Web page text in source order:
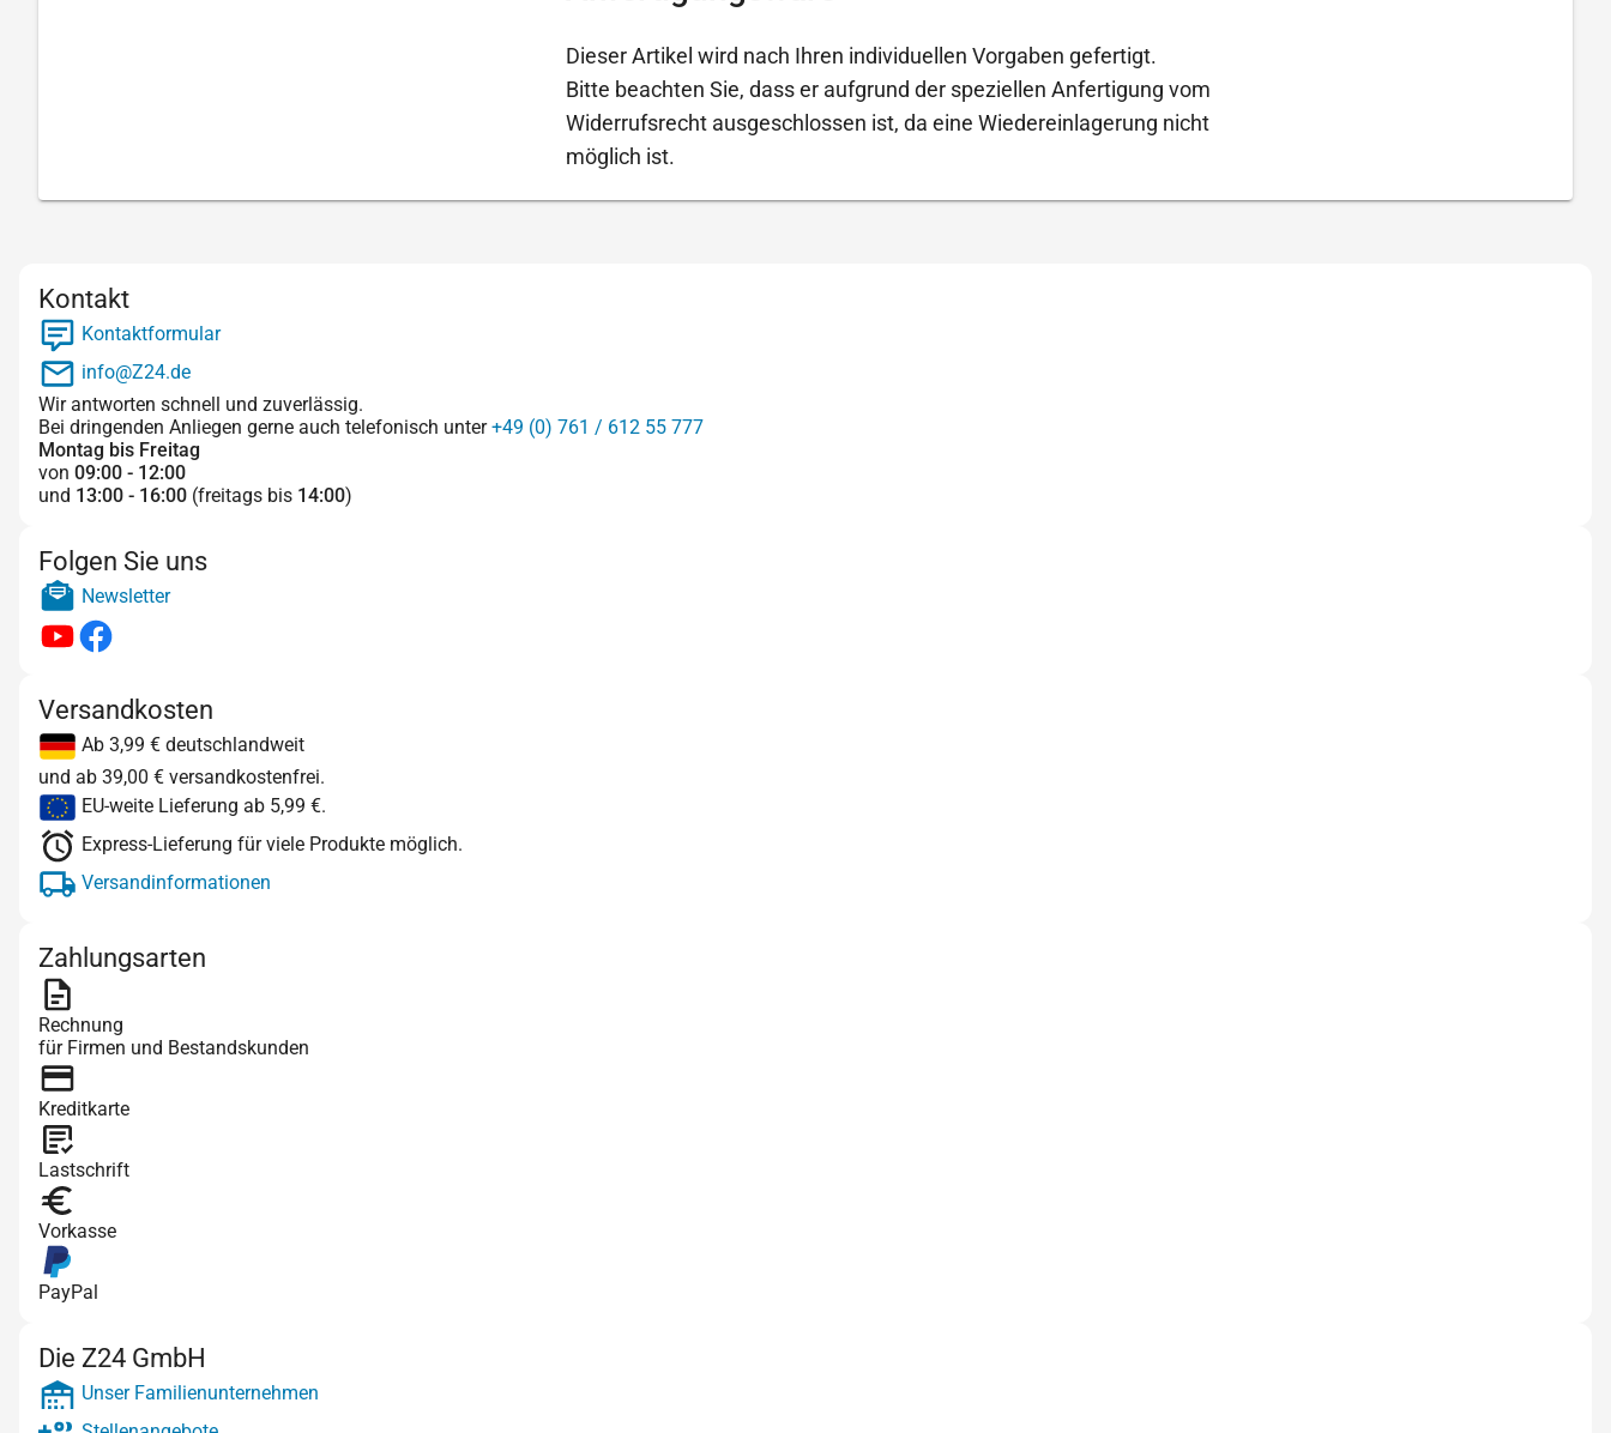
Dieser Artikel wird nach Ihren individuellen Vorgaben gefertigt.
Bitte beachten Sie, dass er aufgrund der speziellen Anfertigung vom
Widerrufsrecht ausgeschlossen ist, da eine Wiedereinlagerung nicht
möglich ist.
Kontakt
Kontaktformular
info@Z24.de
Wir antworten schnell und zuverlässig.
Bei dringenden Anliegen gerne auch telefonisch unter+49 (0) 761 / 612 55 777
Montag bis Freitag
von 09:00 - 12:00
und 13:00 - 16:00 (freitags bis 14:00)
Folgen Sie uns
Newsletter
Versandkosten
Ab 3,99 € deutschlandweit
und ab 39,00 € versandkostenfrei.
EU-weite Lieferung ab 5,99 €.
Express-Lieferung für viele Produkte möglich.
Versandinformationen
Zahlungsarten
Rechnung
für Firmen und Bestandskunden
Kreditkarte
Lastschrift
Vorkasse
PayPal
Die Z24 GmbH
Unser Familienunternehmen